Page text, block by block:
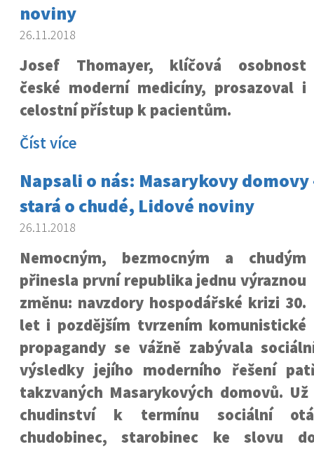
noviny
26.11.2018
Josef Thomayer, klíčová osobnost
české moderní medicíny, prosazoval i
celostní přístup k pacientům.
Číst více
Napsali o nás: Masarykovy domovy
stará o chudé, Lidové noviny
26.11.2018
Nemocným, bezmocným a chudým
přinesla první republika jednu výraznou
změnu: navzdory hospodářské krizi 30.
let i pozdějším tvrzením komunistické
propagandy se vážně zabývala
výsledky jejího moderního řešení
takzvaných Masarykových domovů.
chudinství k termínu sociální
chudobinec, starobinec ke slovu